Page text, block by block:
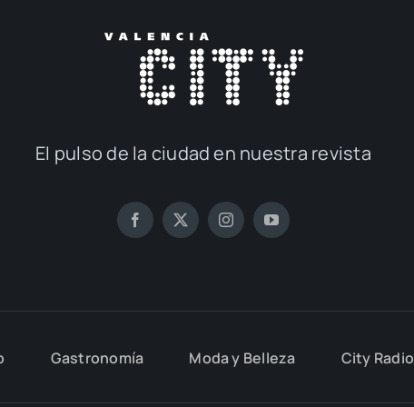
El pul­so de la ciu­dad en nues­tra revis­ta
Gas­tro­no­mía Moda y Belle­za City Radio